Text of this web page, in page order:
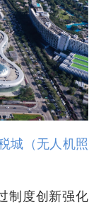
城（无人机照
制度创新强化